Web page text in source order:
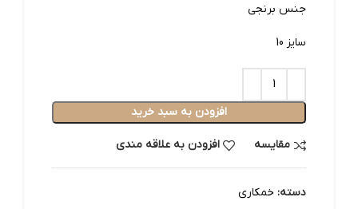
جنس برنجی
سایز 10
افزودن به سبد خرید
مقایسه افزودن به علاقه مندی
دسته: خمکاری